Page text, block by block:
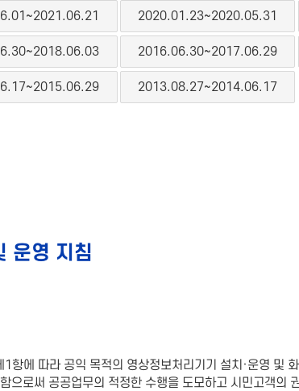
2020.01.23~2020.05.31
2016.06.30~2017.06.29
2013.08.27~2014.06.17
운영 지침
1항에 따라 공익 목적의 영상정보처리기기 설치·운영 및
으로써 공공업무의 적정한 수행을 도모하고 시민고객의